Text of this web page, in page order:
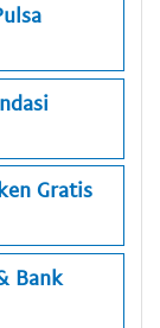
Gratis
Bank